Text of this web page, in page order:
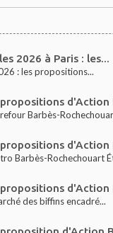
2026 à Paris : les...
: les propositions...
d'Action
Barbès-
d'Action
Barbès-Rochechouart
d'Action
des biffins encadré...